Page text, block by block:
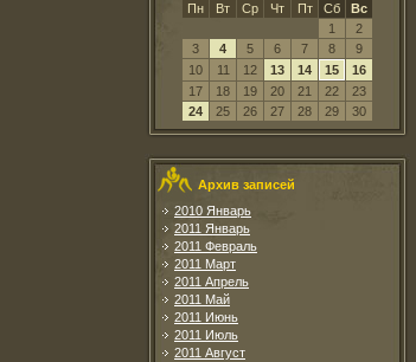
Пн
Вт Ср Чт Пт Сб
Вс
1
2
3
4 5 6 7 8
9
10
11 12 13 14 15
16
17
18 19 20 21 22
23
24
25 26 27 28 29 30
Архив записей
2010 Январь
2011 Январь
2011 Февраль
2011 Март
2011 Апрель
2011 Май
2011 Июнь
2011 Июль
2011 Август